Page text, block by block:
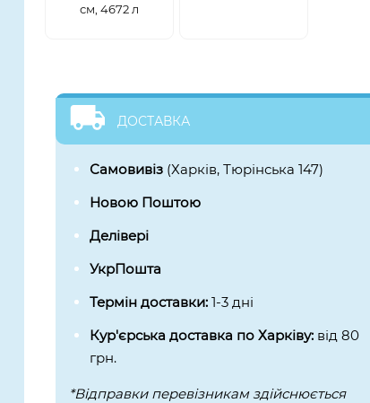
см, 4672 л
ДОСТАВКА
Самовивіз (Харків, Тюрінська 147)
Новою Поштою
Делівері
УкрПошта
Термін доставки:1-3 дні
Кур'єрська доставка по Харківу: від 80
грн.
*Відправки перевізникам здійснюється